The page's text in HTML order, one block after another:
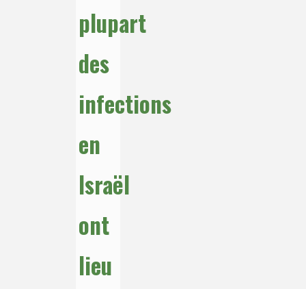
plupart
des
infections
en
Israël
ont
lieu